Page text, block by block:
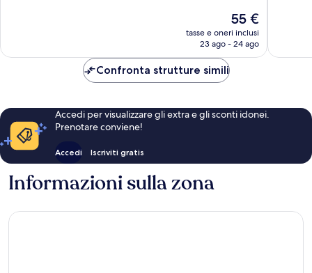
Il
prezzo
attuale
55 €
tasse e oneri inclusi
23 ago - 24 ago
Confronta strutture simili
Accedi per visualizzare gli extra e gli sconti idonei.
Prenotare conviene!
Accedi Iscriviti gratis
Informazioni sulla zona